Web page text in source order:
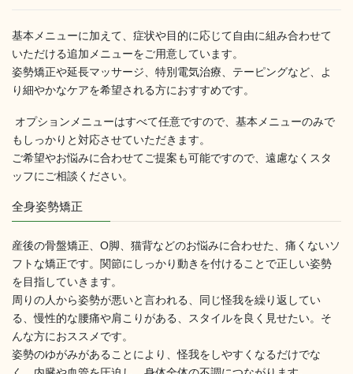
基本メニューに加えて、症状や目的に応じて自由に組み合わせて
いただける追加メニューをご用意しています。
姿勢矯正や延長マッサージ、特別電気治療、テーピングなど、よ
り細やかなケアを希望される方におすすめです。
オプションメニューはすべて任意ですので、基本メニューのみで
もしっかりと対応させていただきます。
ご希望やお悩みに合わせてご提案も可能ですので、遠慮なくスタ
ッフにご相談ください。
全身姿勢矯正
産後の骨盤矯正、O脚、猫背などのお悩みに合わせた、痛くないソ
フトな矯正です。関節にしっかり動きを付けることで正しい姿勢
を目指していきます。
周りの人から姿勢が悪いと言われる、同じ怪我を繰り返してい
る、慢性的な腰痛や肩こりがある、スタイルを良く見せたい。そ
んな方におススメです。
姿勢のゆがみがあることにより、怪我をしやすくなるだけでな